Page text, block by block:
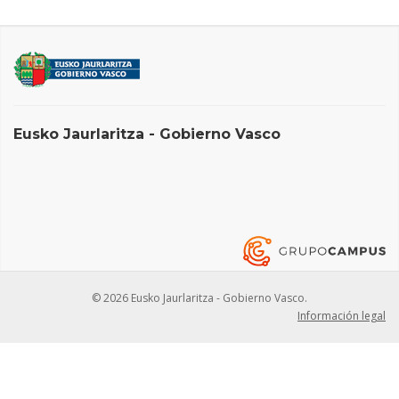
Eusko Jaurlaritza - Gobierno Vasco
© 2026 Eusko Jaurlaritza - Gobierno Vasco.
Información legal